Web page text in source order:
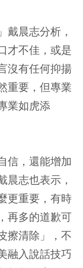
戴晨志分析，
才不佳，或是
沒有任何抑揚
重要，但專業
業如虎添
信，還能增加
晨志也表示，
更重要，有時
再多的道歉可
擦清除」，不
融入說話技巧